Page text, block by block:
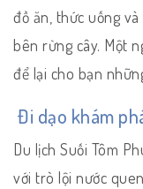
đồ ăn, thức uống
bên rừng cây. Một
để lại cho bạn
Đi dạo khám
Du lịch Suối Tôm
với trò lội nước